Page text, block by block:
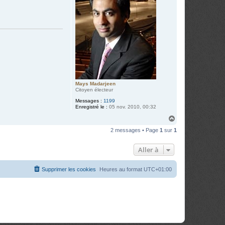
Mays Madarjeen
Citoyen électeur
Messages : 1199
Enregistré le : 05 nov. 2010, 00:32
u
2 messages • Page 1 sur 1
Aller à
Heures au format UTC+01:00
Supprimer les cookies